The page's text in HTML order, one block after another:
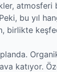
atmosferi
bu yıl
birlikte
katıyor.